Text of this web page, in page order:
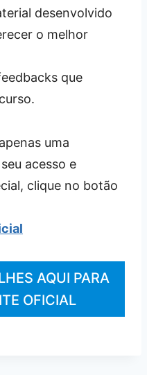
desenvolvido
o melhor
que
uma
acesso e
clique no botão
AQUI PARA
OFICIAL